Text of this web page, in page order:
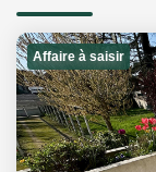
Affaire à saisir